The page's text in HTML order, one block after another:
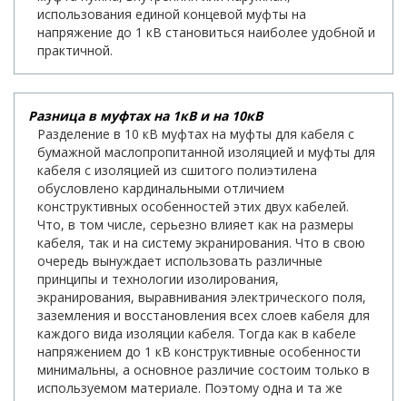
использования единой концевой муфты на
напряжение до 1 кВ становиться наиболее удобной и
практичной.
Разница в муфтах на 1кВ и на 10кВ
Разделение в 10 кВ муфтах на муфты для кабеля с
бумажной маслопропитанной изоляцией и муфты для
кабеля с изоляцией из сшитого полиэтилена
обусловлено кардинальными отличием
конструктивных особенностей этих двух кабелей.
Что, в том числе, серьезно влияет как на размеры
кабеля, так и на систему экранирования. Что в свою
очередь вынуждает использовать различные
принципы и технологии изолирования,
экранирования, выравнивания электрического поля,
заземления и восстановления всех слоев кабеля для
каждого вида изоляции кабеля. Тогда как в кабеле
напряжением до 1 кВ конструктивные особенности
минимальны, а основное различие состоим только в
используемом материале. Поэтому одна и та же